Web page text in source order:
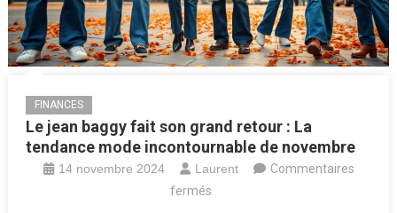
FINANCES
Le jean baggy fait son grand retour : La
tendance mode incontournable de novembre
14 novembre 2024 Laurent
Commentaires
fermés